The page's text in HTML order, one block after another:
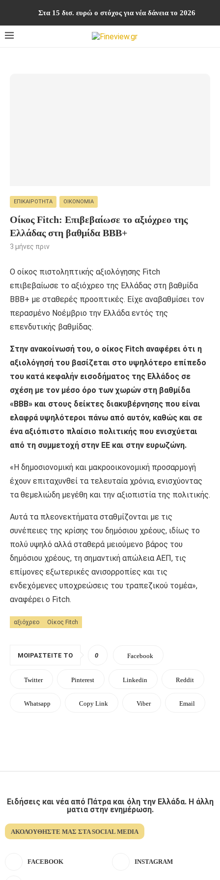
Στα 15 δισ. ευρώ ο στόχος για νέα δάνεια το 2026
ΕΠΙΚΑΙΡΌΤΗΤΑ ΟΙΚΟΝΟΜΊΑ
Οίκος Fitch: Επιβεβαίωσε το αξιόχρεο της
Ελλάδας στη βαθμίδα ΒΒΒ+
3 μήνες πριν
Ο οίκος πιστοληπτικής αξιολόγησης Fitch
επιβεβαίωσε το αξιόχρεο της Ελλάδας στη βαθμίδα
BBB+ με σταθερές προοπτικές. Είχε αναβαθμίσει τον
περασμένο Νοέμβριο την Ελλάδα εντός της
επενδυτικής βαθμίδας.
Στην ανακοίνωσή του, ο οίκος Fitch αναφέρει ότι η
αξιολόγησή του βασίζεται στο υψηλότερο επίπεδο
του κατά κεφαλήν εισοδήματος της Ελλάδος σε
σχέση με τον μέσο όρο των χωρών στη βαθμίδα
«BBB» και στους δείκτες διακυβέρνησης που είναι
ελαφρά υψηλότεροι πάνω από αυτόν, καθώς και σε
ένα αξιόπιστο πλαίσιο πολιτικής που ενισχύεται
από τη συμμετοχή στην ΕΕ και στην ευρωζώνη.
«Η δημοσιονομική και μακροοικονομική προσαρμογή
έχουν επιταχυνθεί τα τελευταία χρόνια, ενισχύοντας
τα θεμελιώδη μεγέθη και την αξιοπιστία της πολιτικής.
Αυτά τα πλεονεκτήματα σταθμίζονται με τις
συνέπειες της κρίσης του δημόσιου χρέους, ιδίως το
πολύ υψηλό αλλά σταθερά μειούμενο βάρος του
δημόσιου χρέους, τη σημαντική απώλεια ΑΕΠ, τις
επίμονες εξωτερικές ανισορροπίες και τις
ενδεχόμενες υποχρεώσεις του τραπεζικού τομέα»,
αναφέρει ο Fitch.
αξιόχρεο Οίκος Fitch
ΜΟΙΡΑΣΤΕΊΤΕ ΤΟ 0 Facebook
Twitter Pinterest Linkedin Reddit
Whatsapp Copy Link Viber Email
Ειδήσεις και νέα από Πάτρα και όλη την Ελλάδα. Η άλλη
ματια στην ενημέρωση.
ΑΚΟΛΟΥΘΉΣΤΕ ΜΑΣ ΣΤΑ SOCIAL MEDIA
FACEBOOK INSTAGRAM